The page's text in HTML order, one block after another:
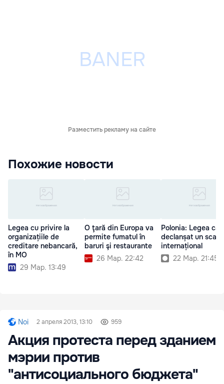
Разместить рекламу на сайте
Похожие новости
Legea cu privire la
organizațiile de
creditare nebancară,
în MO
29 Мар. 13:49
O ţară din Europa va
permite fumatul în
baruri şi restaurante
26 Мар. 22:42
Polonia: Legea
declanșat un
internațional
22 Мар. 21:45
Noi 2 апреля 2013, 13:10 959
Акция протеста перед зданием
мэрии против
"антисоциального бюджета"